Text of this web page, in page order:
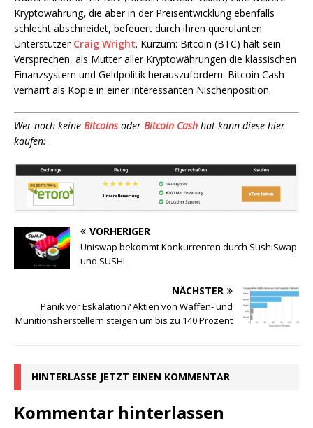
Kryptowährung, die aber in der Preisentwicklung ebenfalls
schlecht abschneidet, befeuert durch ihren querulanten
Unterstützer Craig Wright. Kurzum: Bitcoin (BTC) hält sein
Versprechen, als Mutter aller Kryptowährungen die klassischen
Finanzsystem und Geldpolitik herauszufordern. Bitcoin Cash
verharrt als Kopie in einer interessanten Nischenposition.
Wer noch keine Bitcoinsoder Bitcoin Cash hat kann diese hier
kaufen:
VORHERIGER
Uniswap bekommt Konkurrenten durch SushiSwap
und SUSHI
NÄCHSTER
Panik vor Eskalation? Aktien von Waffen- und
Munitionsherstellern steigen um bis zu 140 Prozent
HINTERLASSE JETZT EINEN KOMMENTAR
Kommentar hinterlassen